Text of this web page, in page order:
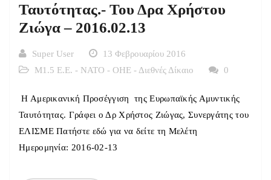
Ταυτότητας.- Του Δρα Χρήστου
Ζιώγα – 2016.02.13
Super User
13 Φεβρουαρίου 2016
Μ1.5 Ε.Ε. - ΝΑΤΟ - ΟΗΕ - Διεθνές Δίκαιο
0
Η Αμερικανική Προσέγγιση της Ευρωπαϊκής Αμυντικής
Ταυτότητας. Γράφει ο Δρ Χρήστος Ζιώγας, Συνεργάτης του
ΕΛΙΣΜΕ Πατήστε εδώ για να δείτε τη Μελέτη
Ημερομηνία: 2016-02-13